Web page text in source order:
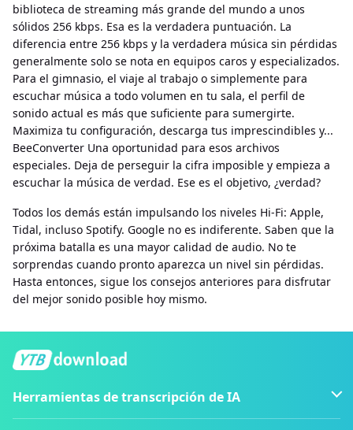
biblioteca de streaming más grande del mundo a unos
sólidos 256 kbps. Esa es la verdadera puntuación. La
diferencia entre 256 kbps y la verdadera música sin pérdidas
generalmente solo se nota en equipos caros y especializados.
Para el gimnasio, el viaje al trabajo o simplemente para
escuchar música a todo volumen en tu sala, el perfil de
sonido actual es más que suficiente para sumergirte.
Maximiza tu configuración, descarga tus imprescindibles y...
BeeConverter Una oportunidad para esos archivos
especiales. Deja de perseguir la cifra imposible y empieza a
escuchar la música de verdad. Ese es el objetivo, ¿verdad?
Todos los demás están impulsando los niveles Hi-Fi: Apple,
Tidal, incluso Spotify. Google no es indiferente. Saben que la
próxima batalla es una mayor calidad de audio. No te
sorprendas cuando pronto aparezca un nivel sin pérdidas.
Hasta entonces, sigue los consejos anteriores para disfrutar
del mejor sonido posible hoy mismo.
Herramientas de transcripción de IA